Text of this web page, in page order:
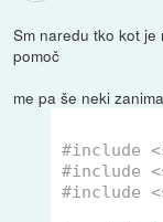
Sm naredu tko kot
pomoč
me pa še neki
#include
#include
#include